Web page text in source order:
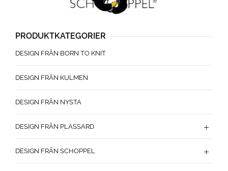
PRODUKTKATEGORIER
DESIGN FRÅN BORN TO KNIT
DESIGN FRÅN KULMEN
DESIGN FRÅN NYSTA
DESIGN FRÅN PLASSARD
DESIGN FRÅN SCHOPPEL